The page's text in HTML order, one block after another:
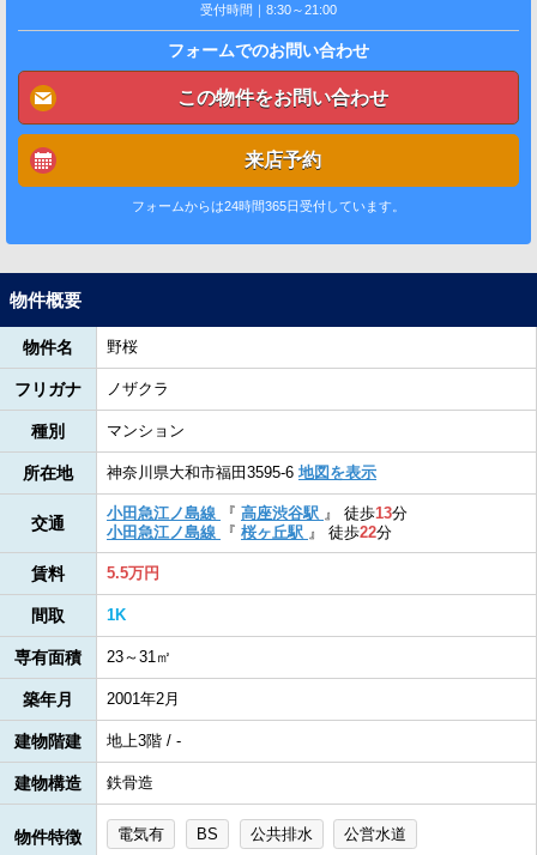
受付時間｜8:30～21:00
フォームでのお問い合わせ
この物件をお問い合わせ
来店予約
フォームからは24時間365日受付しています。
物件概要
物件名 野桜
フリガナ ノザクラ
種別 マンション
所在地 神奈川県大和市福田3595-6 地図を表示
交通
小田急江ノ島線 『 高座渋谷駅 』 徒歩13分
小田急江ノ島線
『 桜ヶ丘駅 』 徒歩22分
賃料 5.5万円
間取 1K
専有面積 23～31㎡
築年月 2001年2月
建物階建 地上3階 / -
建物構造 鉄骨造
物件特徴 電気有 BS 公共排水 公営水道